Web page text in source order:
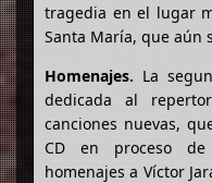
tragedia en el lugar
Santa María, que aún
Homenajes. La
dedicada al
canciones nuevas,
CD en proceso
homenajes a Víctor